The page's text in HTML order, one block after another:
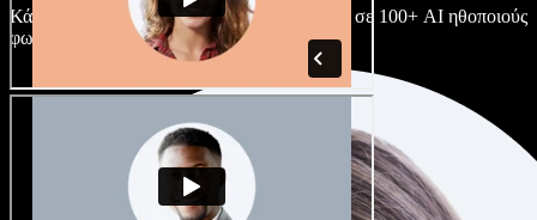
Κάθε έργο είναι μοναδικό. Διάλεξε ανάμεσα σε 100+ AI ηθοποιούς
φωνής & διαλέκτους και κάν’ τους όπως θες.